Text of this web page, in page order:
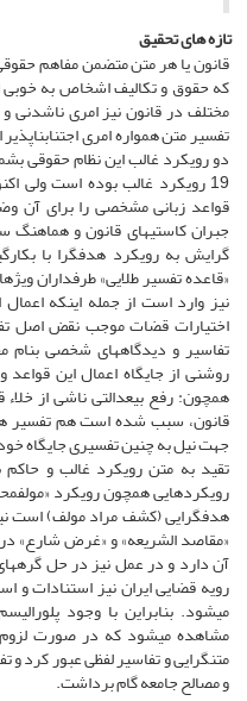
تازه های تحقیق
قانون یا هر متن متضمن مفاهم
که حقوق و تکالیف اشخاص به
مختلف در قانون نیز امری ناشدنی
تفسیر متن همواره امری
19 رویکرد غالب بوده است ولی
قواعد زبانی مشخصی را برای آن
جبران کاستی‏های قانون و هماهنگ
گرایش به رویکرد هدف‏گرا با
«قاعده تفسیر طلایی» طرفداران
نیز وارد است از جمله اینکه
اختیارات قضات موجب نقض اصل
تفاسیر و دیدگاه‏های شخصی
روشنی از جایگاه اعمال این قواعد
همچون: رفع بی‏عدالتی ناشی از
قانون، سبب شده است هم تفسیر
جهت نیل به چنین تفسیری جایگاه
تقید به متن رویکرد غالب و
رویکردهایی همچون رویکرد
هدف‏گرایی (کشف مراد مولف) است
«مقاصد الشریعه» و «غرض شارع»
آن دارد و در عمل نیز در حل
رویه قضایی ایران نیز استنادات و
می‏شود. بنابراین با وجود
مشاهده می‏شود که در صورت لزوم
متن‏گرایی و تفاسیر لفظی عبور کرد
و مصالح جامعه گام برداشت.